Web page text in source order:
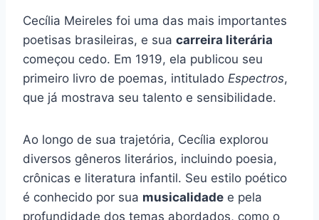
Cecília Meireles foi uma das mais importantes
poetisas brasileiras, e sua carreira literária
começou cedo. Em 1919, ela publicou seu
primeiro livro de poemas, intitulado Espectros,
que já mostrava seu talento e sensibilidade.
Ao longo de sua trajetória, Cecília explorou
diversos gêneros literários, incluindo poesia,
crônicas e literatura infantil. Seu estilo poético
é conhecido por sua musicalidade e pela
profundidade dos temas abordados, como o